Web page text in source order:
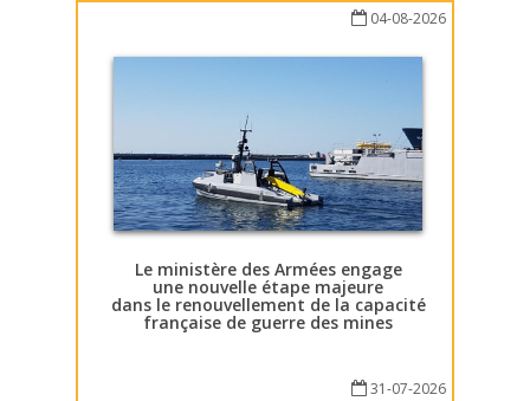
04-08-2026
Le ministère des Armées engage
une nouvelle étape majeure
dans le renouvellement de la capacité
française de guerre des mines
31-07-2026